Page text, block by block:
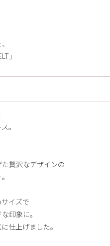
」
。
贅沢なデザインの
イズで
印象に。
仕上げました。